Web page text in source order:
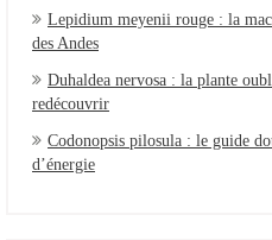
Lepidium meyenii rouge : la
des Andes
Duhaldea nervosa : la plante
redécouvrir
Codonopsis pilosula : le guide
d’énergie